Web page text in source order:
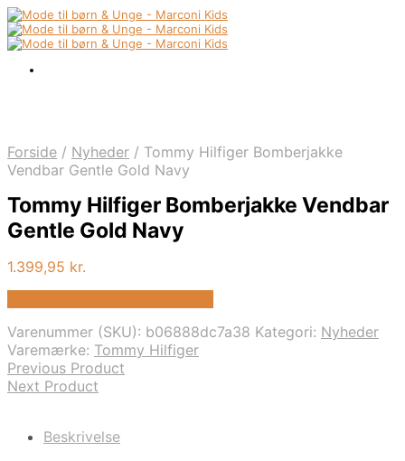
Forside / Nyheder / Tommy Hilfiger Bomberjakke
Vendbar Gentle Gold Navy
Tommy Hilfiger Bomberjakke Vendbar
Gentle Gold Navy
1.399,95 kr.
Varenummer (SKU): b06888dc7a38 Kategori: Nyheder
Varemærke: Tommy Hilfiger
Previous Product
Next Product
Beskrivelse